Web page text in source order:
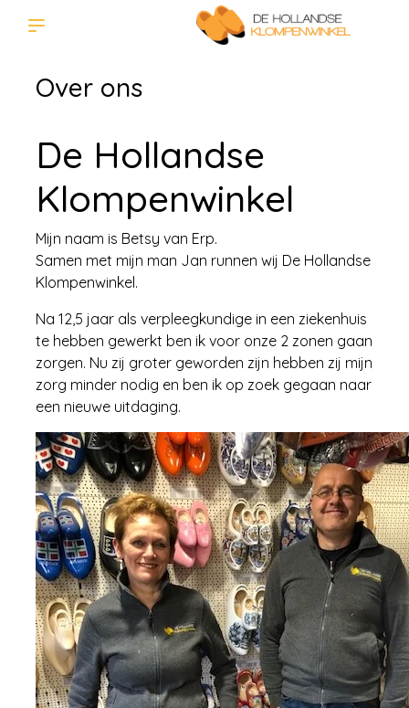
Over ons
De Hollandse
Klompenwinkel
Mijn naam is Betsy van Erp.
Samen met mijn man Jan runnen wij De Hollandse
Klompenwinkel.
Na 12,5 jaar als verpleegkundige in een ziekenhuis
te hebben gewerkt ben ik voor onze 2 zonen gaan
zorgen. Nu zij groter geworden zijn hebben zij mijn
zorg minder nodig en ben ik op zoek gegaan naar
een nieuwe uitdaging.